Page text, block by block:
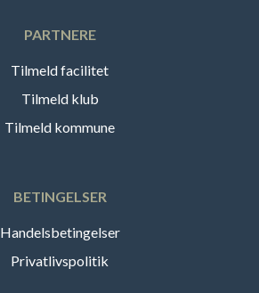
PARTNERE
Tilmeld facilitet
Tilmeld klub
Tilmeld kommune
BETINGELSER
Handelsbetingelser
Privatlivspolitik